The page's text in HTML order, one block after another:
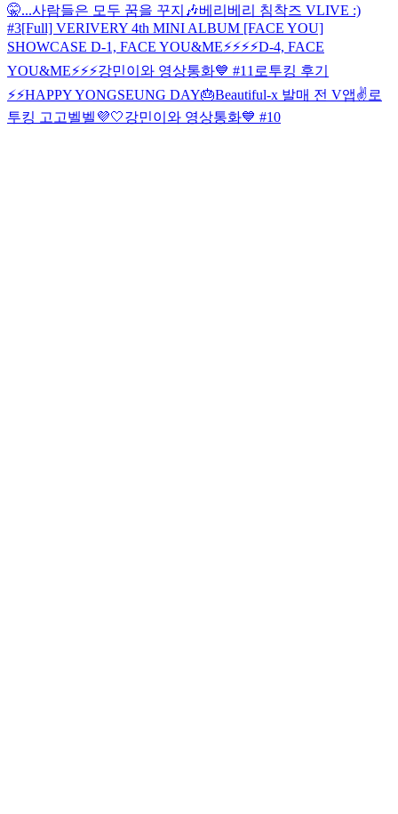
🤫...사람들은 모두 꿈을 꾸지🎶베리베리 침착즈 VLIVE :)
#3[Full] VERIVERY 4th MINI ALBUM [FACE YOU]
SHOWCASE D-1, FACE YOU&ME⚡️⚡️⚡️⚡️D-4, FACE
YOU&ME⚡️⚡️⚡️강민이와 영상통화💙 #11 로투킹 후기
⚡️⚡️HAPPY YONGSEUNG DAY🎂Beautiful-x 발매 전 V앱✌️로
투킹 고고벨벨💜🤍강민이와 영상통화💙 #10